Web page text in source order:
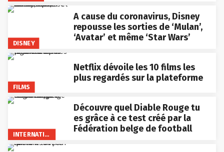
DISNEY
A cause du coronavirus, Disney
repousse les sorties de ‘Mulan’,
‘Avatar’ et même ‘Star Wars’
FILMS
Netflix dévoile les 10 films les
plus regardés sur la plateforme
INTERNATIONAL
Découvre quel Diable Rouge tu
es grâce à ce test créé par la
Fédération belge de football